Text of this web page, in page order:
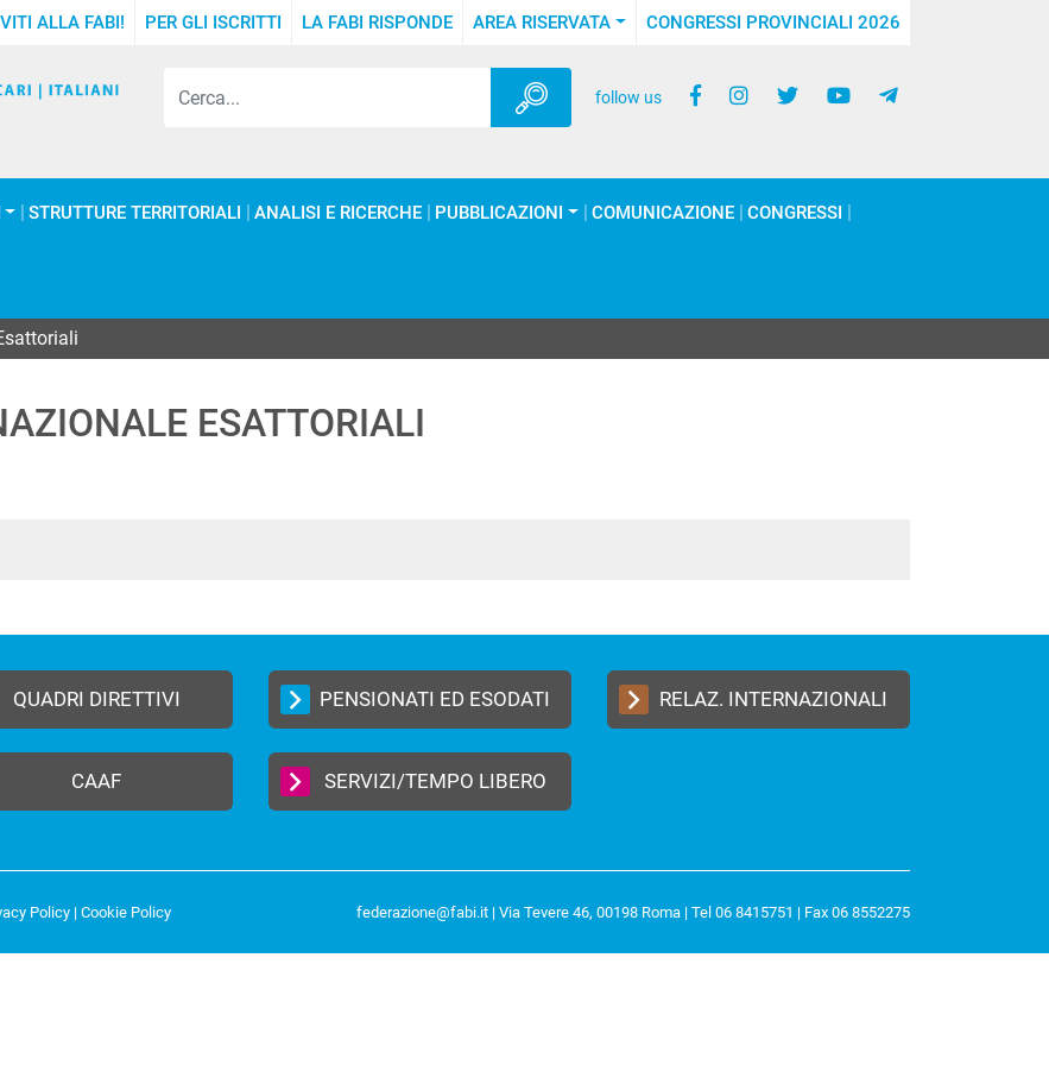
ALLA FABI! PER GLI ISCRITTI LA FABI RISPONDE AREA RISERVATA CONGRESSI PROVINCIALI 2026
follow us
STRUTTURE TERRITORIALI ANALISI E RICERCHE PUBBLICAZIONI COMUNICAZIONE CONGRESSI
ESATTORIALI
QUADRI DIRETTIVI PENSIONATI ED ESODATI RELAZ. INTERNAZIONALI
CAAF SERVIZI/TEMPO LIBERO
Policy | Cookie Policy federazione@fabi.it | Via Tevere 46, 00198 Roma | Tel 06 8415751 | Fax 06 8552275